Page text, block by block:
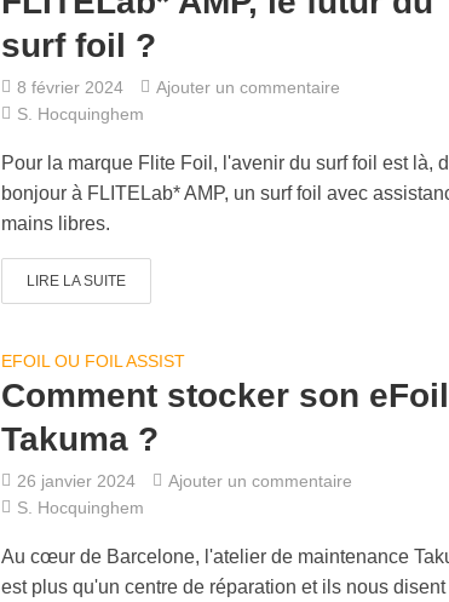
surf foil ?
8 février 2024
Ajouter un commentaire
S. Hocquinghem
Pour la marque Flite Foil, l'avenir du surf foil est là,
bonjour à FLITELab* AMP, un surf foil avec
mains libres.
LIRE LA SUITE
EFOIL OU FOIL ASSIST
Comment stocker son eFoil
Takuma ?
26 janvier 2024
Ajouter un commentaire
S. Hocquinghem
Au cœur de Barcelone, l'atelier de maintenance
est plus qu'un centre de réparation et ils nous disent